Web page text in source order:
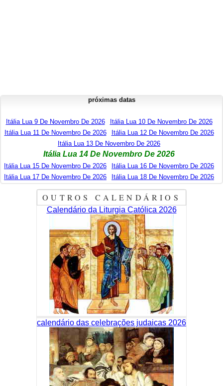
próximas datas
Itália Lua 9 De Novembro De 2026
Itália Lua 10 De Novembro De 2026
Itália Lua 11 De Novembro De 2026
Itália Lua 12 De Novembro De 2026
Itália Lua 13 De Novembro De 2026
Itália Lua 14 De Novembro De 2026
Itália Lua 15 De Novembro De 2026
Itália Lua 16 De Novembro De 2026
Itália Lua 17 De Novembro De 2026
Itália Lua 18 De Novembro De 2026
OUTROS CALENDÁRIOS
Calendário da Liturgia Católica 2026
calendário das celebrações judaicas 2026